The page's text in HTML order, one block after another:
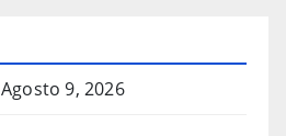
Agosto 9, 2026